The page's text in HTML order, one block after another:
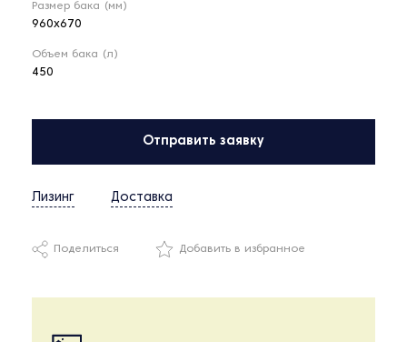
Размер бака (мм)
960x670
Объем бака (л)
450
Отправить заявку
Лизинг Доставка
Поделиться Добавить в избранное